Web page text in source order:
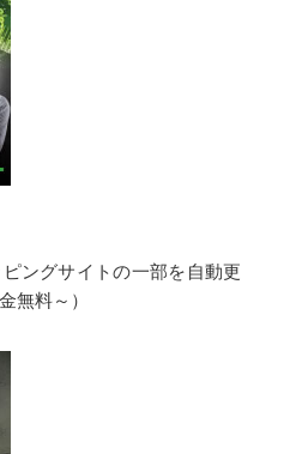
ングサイトの一部を自動更
無料～）